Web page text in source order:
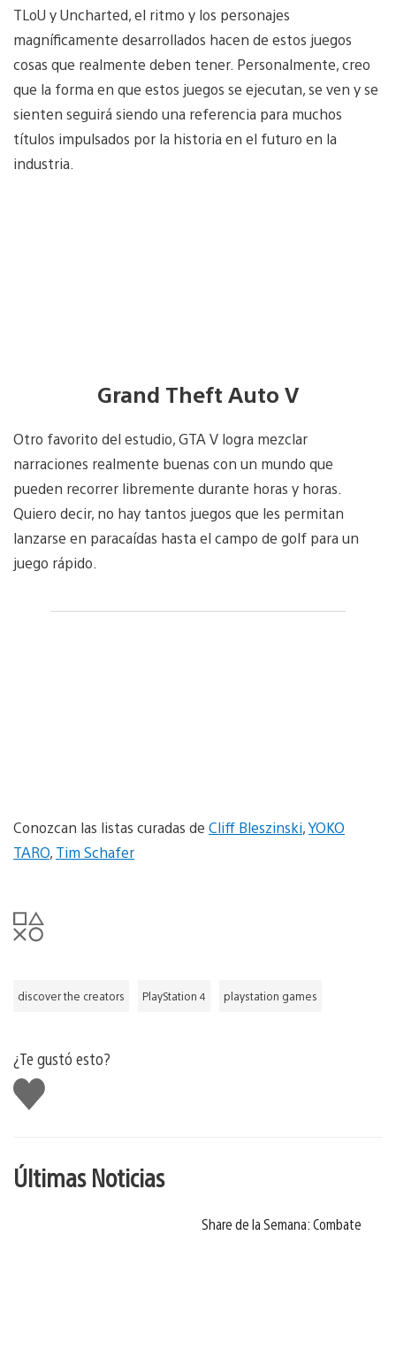
TLoU y Uncharted, el ritmo y los personajes
magníficamente desarrollados hacen de estos juegos
cosas que realmente deben tener. Personalmente, creo
que la forma en que estos juegos se ejecutan, se ven y se
sienten seguirá siendo una referencia para muchos
títulos impulsados ​​por la historia en el futuro en la
industria.
Grand Theft Auto V
Otro favorito del estudio, GTA V logra mezclar
narraciones realmente buenas con un mundo que
pueden recorrer libremente durante horas y horas.
Quiero decir, no hay tantos juegos que les permitan
lanzarse en paracaídas hasta el campo de golf para un
juego rápido.
Conozcan las listas curadas de Cliff Bleszinski,YOKO
TARO, Tim Schafer
discover the creators PlayStation 4 playstation games
¿Te gustó esto?
Me
gusta
Últimas Noticias
Share de la Semana: Combate